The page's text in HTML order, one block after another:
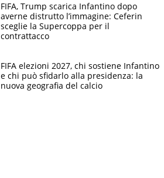
FIFA, Trump scarica Infantino dopo
averne distrutto l’immagine: Ceferin
sceglie la Supercoppa per il
contrattacco
FIFA elezioni 2027, chi sostiene Infantino
e chi può sfidarlo alla presidenza: la
nuova geografia del calcio